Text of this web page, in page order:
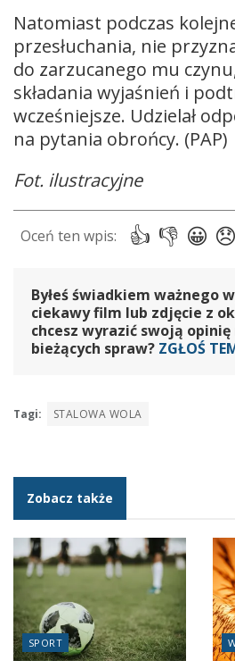
Natomiast podczas
przesłuchania, nie
do zarzucanego mu
składania wyjaśnień i
wcześniejsze. Udzielał
na pytania obrońcy. (PAP)
Fot. ilustracyjne
Byłeś świadkiem ważnego
ciekawy film lub zdjęcie z
chcesz wyrazić swoją
bieżących spraw? ZGŁOŚ
Tagi: STALOWA WOLA
Zobacz także
SPORT